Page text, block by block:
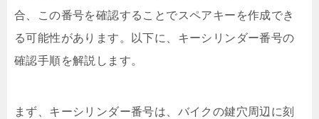
合、この番号を確認することでスペアキーを作成でき
る可能性があります。以下に、キーシリンダー番号の
確認手順を解説します。
まず、キーシリンダー番号は、バイクの鍵穴周辺に刻